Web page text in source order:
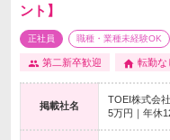
ント】
正社員 職種・業種未経験OK
第二新卒歓迎 転勤な
掲載社名
TOEI株式会
5万円｜年休